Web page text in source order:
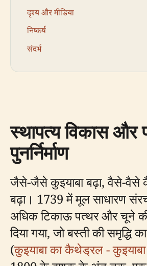
दृश्य और मीडिया
निष्कर्ष
संदर्भ
स्थापत्य विकास और
पुनर्निर्माण
जैसे-जैसे कुइयाबा बढ़ा, वैसे-वैसे
बढ़ा। 1739 में मूल साधारण
अधिक टिकाऊ पत्थर और चूने
दिया गया, जो बस्ती की समृद्धि
(कुइयाबा का कैथेड्रल -